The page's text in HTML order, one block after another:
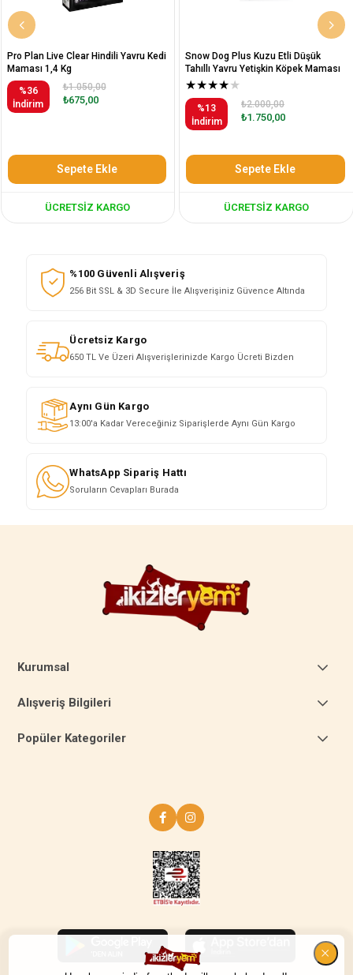
Pro Plan Live Clear Hindili Yavru Kedi
Maması 1,4 Kg
%36
İndirim
₺675,00
₺1.050,00
Sepete Ekle
ÜCRETSIZ KARGO
Snow Dog Plus Kuzu Etli Düşük
Tahıllı Yavru Yetişkin Köpek Maması
12 Kg
★★★★★
%13
İndirim
₺1.750,00
₺2.000,00
Sepete Ekle
ÜCRETSIZ KARGO
%100 Güvenli Alışveriş
256 Bit SSL & 3D Secure İle Alışverişiniz Güvence Altında
Ücretsiz Kargo
650 TL Ve Üzeri Alışverişlerinizde Kargo Ücreti Bizden
Aynı Gün Kargo
13:00'a Kadar Vereceğiniz Siparişlerde Aynı Gün Kargo
WhatsApp Sipariş Hattı
Soruların Cevapları Burada
Kurumsal
Alışveriş Bilgileri
Popüler Kategoriler